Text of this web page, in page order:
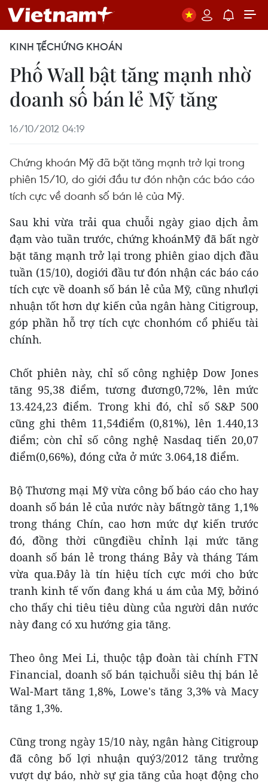
KINH TẾCHỨNG KHOÁN
Phố Wall bật tăng mạnh nhờ
doanh số bán lẻ Mỹ tăng
16/10/2012 04:19
Chứng khoán Mỹ đã bặt tăng mạnh trở lại trong
phiên 15/10, do giới đầu tư đón nhận các báo cáo
tích cực về doanh số bán lẻ của Mỹ.
Sau khi vừa trải qua chuỗi ngày giao dịch ảm
đạm vào tuần trước, chứng khoánMỹ đã bất ngờ
bặt tăng mạnh trở lại trong phiên giao dịch đầu
tuần (15/10), dogiới đầu tư đón nhận các báo cáo
tích cực về doanh số bán lẻ của Mỹ, cũng nhưlợi
nhuận tốt hơn dự kiến của ngân hàng Citigroup,
góp phần hỗ trợ tích cực chonhóm cổ phiếu tài
chính.
Chốt phiên này, chỉ số công nghiệp Dow Jones
tăng 95,38 điểm, tương đương0,72%, lên mức
13.424,23 điểm. Trong khi đó, chỉ số S&P 500
cũng ghi thêm 11,54điểm (0,81%), lên 1.440,13
điểm; còn chỉ số công nghệ Nasdaq tiến 20,07
điểm(0,66%), đóng cửa ở mức 3.064,18 điểm.
Bộ Thương mại Mỹ vừa công bố báo cáo cho hay
doanh số bán lẻ của nước này bấtngờ tăng 1,1%
trong tháng Chín, cao hơn mức dự kiến trước
đó, đồng thời cũngđiều chỉnh lại mức tăng
doanh số bán lẻ trong tháng Bảy và tháng Tám
vừa qua.Đây là tín hiệu tích cực mới cho bức
tranh kinh tế vốn đang khá u ám của Mỹ, bởinó
cho thấy chi tiêu tiêu dùng của người dân nước
này đang có xu hướng gia tăng.
Theo ông Mei Li, thuộc tập đoàn tài chính FTN
Financial, doanh số bán tạichuỗi siêu thị bán lẻ
Wal-Mart tăng 1,8%, Lowe's tăng 3,3% và Macy
tăng 1,3%.
Cũng trong ngày 15/10 này, ngân hàng Citigroup
đã công bố lợi nhuận quý3/2012 tăng trưởng
vượt dự báo, nhờ sự gia tăng của hoạt động cho